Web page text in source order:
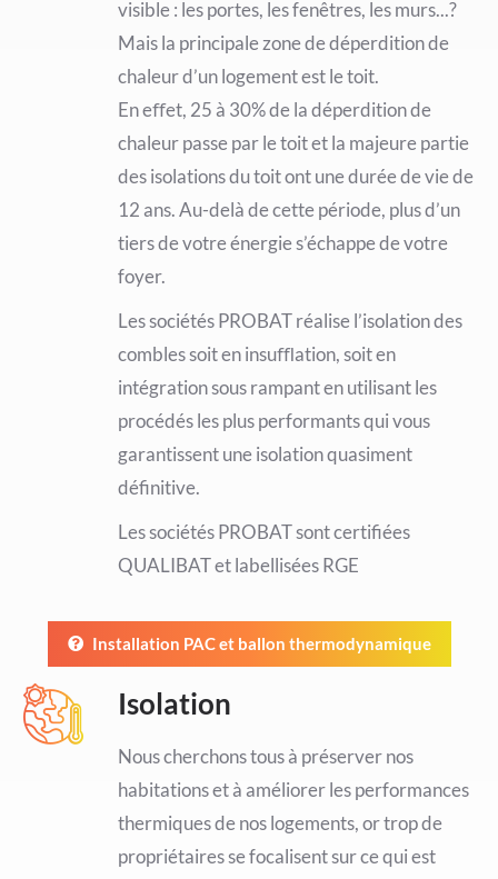
visible : les portes, les fenêtres, les murs...?
Mais la principale zone de déperdition de
chaleur d’un logement est le toit.
En eﬀet, 25 à 30% de la déperdition de
chaleur passe par le toit et la majeure partie
des isolations du toit ont une durée de vie de
12 ans. Au-delà de cette période, plus d’un
tiers de votre énergie s’échappe de votre
foyer.
Les sociétés PROBAT réalise l’isolation des
combles soit en insuﬄation, soit en
intégration sous rampant en utilisant les
procédés les plus performants qui vous
garantissent une isolation quasiment
définitive.
Les sociétés PROBAT sont certifiées
QUALIBAT et labellisées RGE
Installation PAC et ballon thermodynamique
Isolation
Nous cherchons tous à préserver nos
habitations et à améliorer les performances
thermiques de nos logements, or trop de
propriétaires se focalisent sur ce qui est